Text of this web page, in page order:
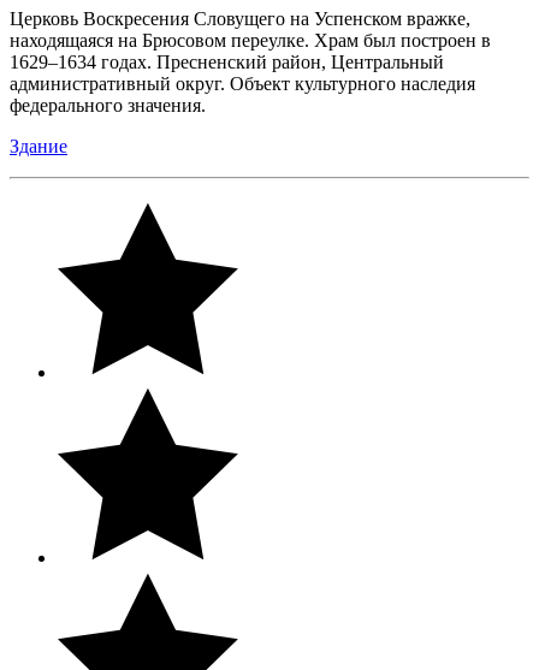
Церковь Воскресения Словущего на Успенском вражке,
находящаяся на Брюсовом переулке. Храм был построен в
1629–1634 годах. Пресненский район, Центральный
административный округ. Объект культурного наследия
федерального значения.
Здание